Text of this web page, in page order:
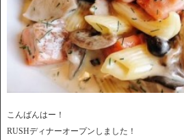
こんばんはー！
RUSHディナーオープンしました！